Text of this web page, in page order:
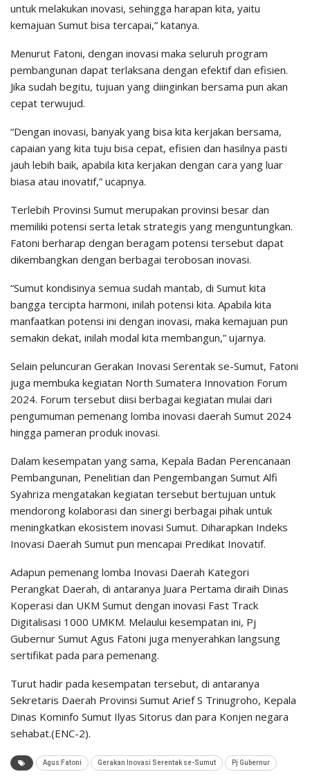
untuk melakukan inovasi, sehingga harapan kita, yaitu
kemajuan Sumut bisa tercapai,” katanya.
Menurut Fatoni, dengan inovasi maka seluruh program
pembangunan dapat terlaksana dengan efektif dan efisien.
Jika sudah begitu, tujuan yang diinginkan bersama pun akan
cepat terwujud.
“Dengan inovasi, banyak yang bisa kita kerjakan bersama,
capaian yang kita tuju bisa cepat, efisien dan hasilnya pasti
jauh lebih baik, apabila kita kerjakan dengan cara yang luar
biasa atau inovatif,” ucapnya.
Terlebih Provinsi Sumut merupakan provinsi besar dan
memiliki potensi serta letak strategis yang menguntungkan.
Fatoni berharap dengan beragam potensi tersebut dapat
dikembangkan dengan berbagai terobosan inovasi.
“Sumut kondisinya semua sudah mantab, di Sumut kita
bangga tercipta harmoni, inilah potensi kita. Apabila kita
manfaatkan potensi ini dengan inovasi, maka kemajuan pun
semakin dekat, inilah modal kita membangun,” ujarnya.
Selain peluncuran Gerakan Inovasi Serentak se-Sumut, Fatoni
juga membuka kegiatan North Sumatera Innovation Forum
2024. Forum tersebut diisi berbagai kegiatan mulai dari
pengumuman pemenang lomba inovasi daerah Sumut 2024
hingga pameran produk inovasi.
Dalam kesempatan yang sama, Kepala Badan Perencanaan
Pembangunan, Penelitian dan Pengembangan Sumut Alfi
Syahriza mengatakan kegiatan tersebut bertujuan untuk
mendorong kolaborasi dan sinergi berbagai pihak untuk
meningkatkan ekosistem inovasi Sumut. Diharapkan Indeks
Inovasi Daerah Sumut pun mencapai Predikat Inovatif.
Adapun pemenang lomba Inovasi Daerah Kategori
Perangkat Daerah, di antaranya Juara Pertama diraih Dinas
Koperasi dan UKM Sumut dengan inovasi Fast Track
Digitalisasi 1000 UMKM. Melaului kesempatan ini, Pj
Gubernur Sumut Agus Fatoni juga menyerahkan langsung
sertifikat pada para pemenang.
Turut hadir pada kesempatan tersebut, di antaranya
Sekretaris Daerah Provinsi Sumut Arief S Trinugroho, Kepala
Dinas Kominfo Sumut Ilyas Sitorus dan para Konjen negara
sehabat.(ENC-2).
Agus Fatoni Gerakan Inovasi Serentak se-Sumut Pj Gubernur